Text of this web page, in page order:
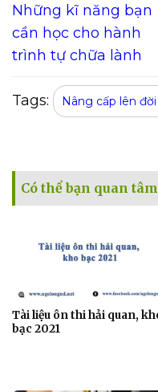
Những kĩ năng bạn
cần học cho hành
trình tự chữa lành
Tags: Nâng cấp lên
Có thể bạn quan
Tài liệu ôn thi hải quan,
bạc 2021